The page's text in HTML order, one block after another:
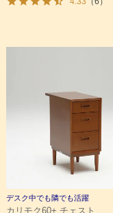
デスク中でも隣でも活躍
カリモク60+ チェスト